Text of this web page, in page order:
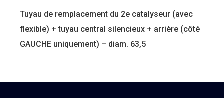
Tuyau de remplacement du 2e catalyseur (avec
flexible) + tuyau central silencieux + arrière (côté
GAUCHE uniquement) – diam. 63,5